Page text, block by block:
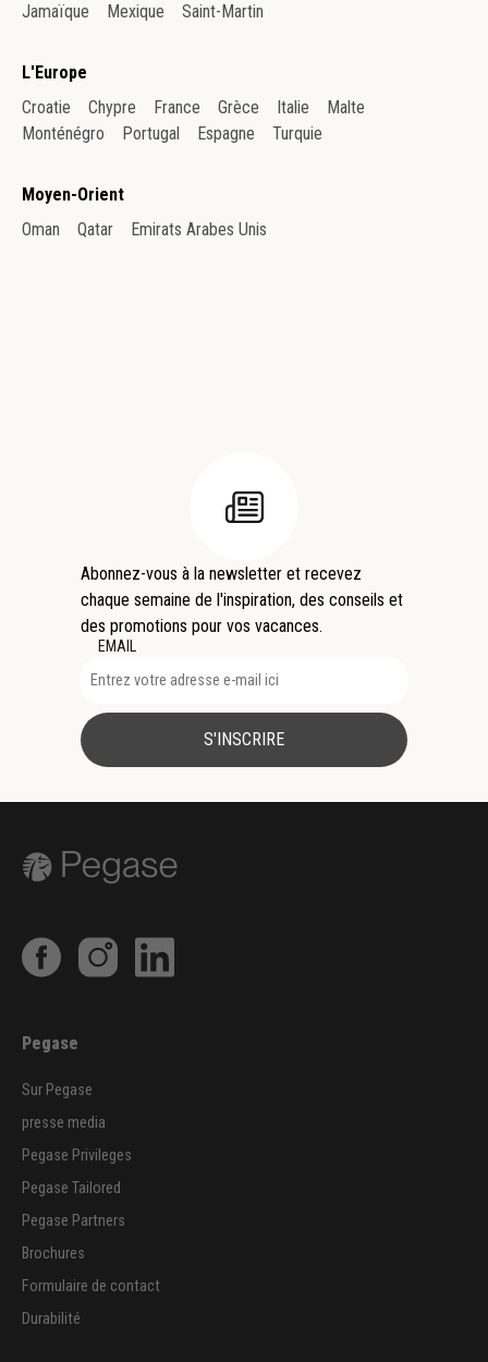
Jamaïque
Mexique Saint-Martin
L'Europe
Croatie
Chypre France Grèce Italie
Malte
Monténégro
Portugal Espagne Turquie
Moyen-Orient
Oman
Qatar Emirats Arabes Unis
Abonnez-vous à la newsletter et recevez
chaque semaine de l'inspiration, des conseils et
des promotions pour vos vacances.
EMAIL
S'INSCRIRE
Pegase
Sur Pegase
presse media
Pegase Privileges
Pegase Tailored
Pegase Partners
Brochures
Formulaire de contact
Durabilité